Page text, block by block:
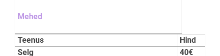
Mehed
Teenus
Hind
Selg
40€